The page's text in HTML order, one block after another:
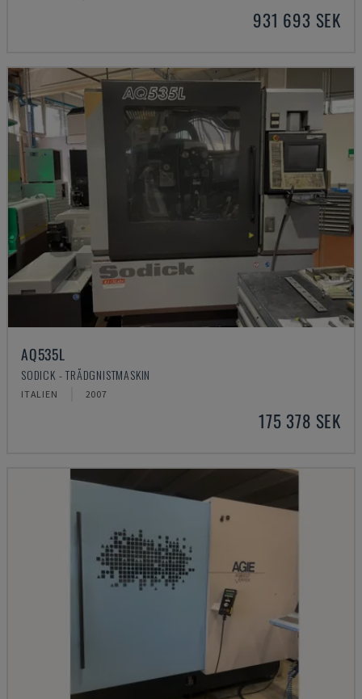
931 693 SEK
AQ535L
SODICK - TRÅDGNISTMASKIN
ITALIEN 2007
175 378 SEK